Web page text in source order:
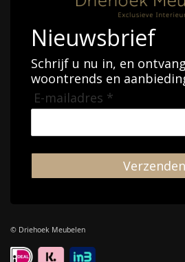
Nieuwsbrief
Schrijf u nu in, en
woontrends en
E-mailadres *
Verzenden
© Driehoek Meubelen